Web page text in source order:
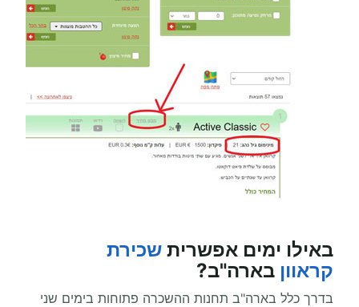
באילו ימים אפשרית שכירת
קראוון בארה"ב?
בדרך כלל בארה"ב תחנות ההשכרה פתוחות בימים שני